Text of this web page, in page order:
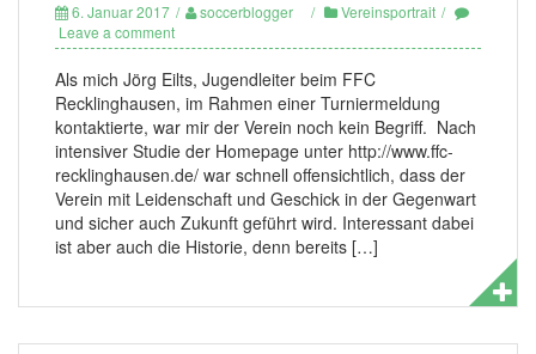
6. Januar 2017 soccerblogger
Vereinsportrait
Leave a comment
Als mich Jörg Eilts, Jugendleiter beim FFC
Recklinghausen, im Rahmen einer Turniermeldung
kontaktierte, war mir der Verein noch kein Begriff. Nach
intensiver Studie der Homepage unter http://www.ffc-
recklinghausen.de/ war schnell offensichtlich, dass der
Verein mit Leidenschaft und Geschick in der Gegenwart
und sicher auch Zukunft geführt wird. Interessant dabei
ist aber auch die Historie, denn bereits […]